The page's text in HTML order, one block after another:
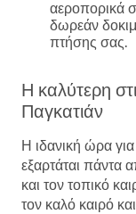
αεροπορικά
δωρεάν
πτήσης σας.
Η καλύτερη
Παγκατιάν
Η ιδανική ώρα για
εξαρτάται πάντα
και τον τοπικό
τον καλό καιρό